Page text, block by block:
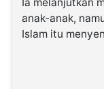
Ia melanjutkan
anak-anak,
Islam itu